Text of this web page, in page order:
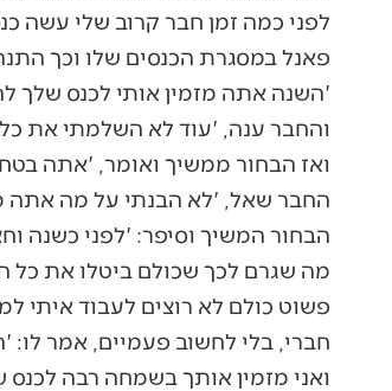
לפני כמה זמן חבר קרוב שלי עשה
פאנל במסגרת הכנסים שלו וכך
'השנה אתה מזמין אותי לכנס שלך
והחבר ענה, 'עוד לא השלמתי את כל
ואז הבחור ממשיך ואומר, 'אתה
החבר שאל, 'לא הבנתי על מה
הבחור המשיך וסיפר: 'לפני כשנה
מה שגרם לכך שכולם ביטלו את כל
פשוט כולם לא רוצים לעבוד איתי
חברי, בלי לחשוב פעמיים, אמר
ואני מזמין אותך בשמחה רבה